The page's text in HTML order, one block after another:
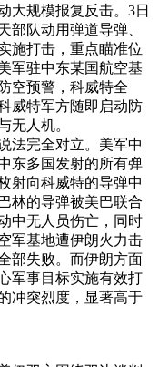
规模报复反击。3日
部队动用弹道导弹、
施打击，重点瞄准位
军驻中东某国航空基
空预警，科威特全
威特军方随即启动防
无人机。
完全对立。美军中
东多国发射的所有弹
射向科威特的导弹中
林的导弹被美巴联合
中无人员伤亡，同时
军基地遭伊朗火力击
部失败。而伊朗方面
军事目标实施有效打
冲突烈度，显著高于